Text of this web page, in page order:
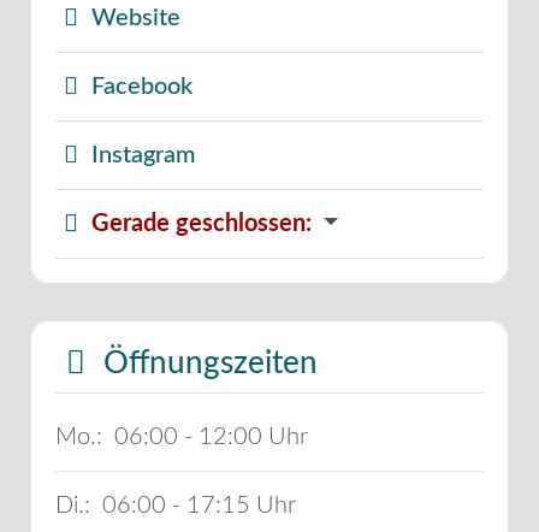
Website
Facebook
Instagram
Gerade geschlossen:
Öffnungszeiten
Mo.: 06:00 - 12:00
Di.: 06:00 - 17:15